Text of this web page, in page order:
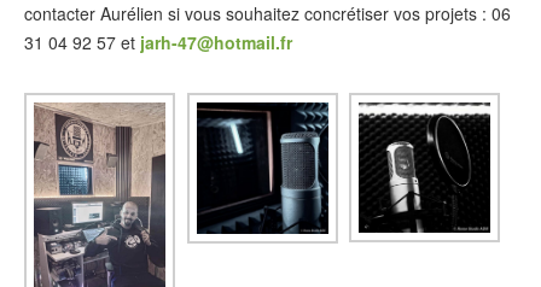
contacter Aurélien si vous souhaitez concrétiser vos projets : 06
31 04 92 57 et jarh-47@hotmail.fr